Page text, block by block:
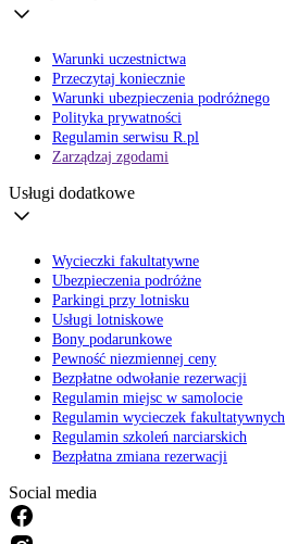
Warunki uczestnictwa
Przeczytaj koniecznie
Warunki ubezpieczenia podróżnego
Polityka prywatności
Regulamin serwisu R.pl
Zarządzaj zgodami
Usługi dodatkowe
Wycieczki fakultatywne
Ubezpieczenia podróżne
Parkingi przy lotnisku
Usługi lotniskowe
Bony podarunkowe
Pewność niezmiennej ceny
Bezpłatne odwołanie rezerwacji
Regulamin miejsc w samolocie
Regulamin wycieczek fakultatywnych
Regulamin szkoleń narciarskich
Bezpłatna zmiana rezerwacji
Social media